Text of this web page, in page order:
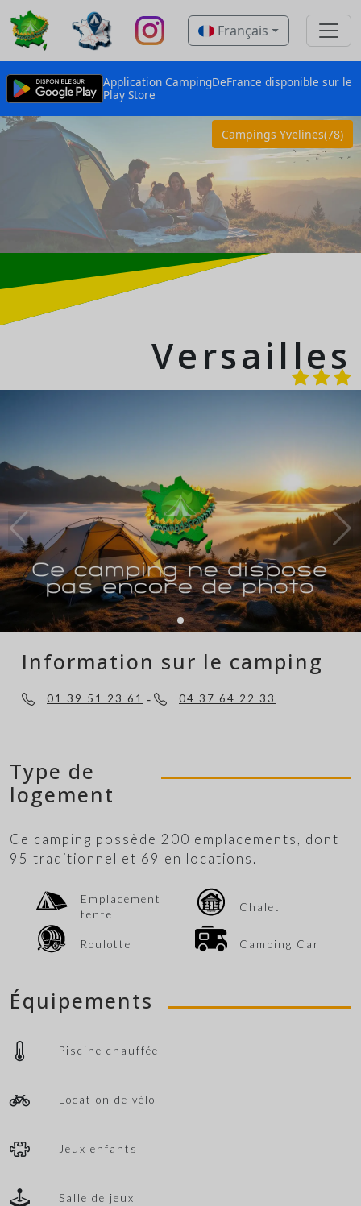
Français
Application CampingDeFrance disponible sur le
Play Store
Campings Yvelines(78)
Versailles
Information sur le camping
01 39 51 23 61 - 04 37 64 22 33
Type de
logement
Ce camping possède 200 emplacements, dont
95 traditionnel et 69 en locations.
Emplacement
tente
Chalet
Roulotte Camping Car
Équipements
Piscine chauffée
Location de vélo
Jeux enfants
Salle de jeux